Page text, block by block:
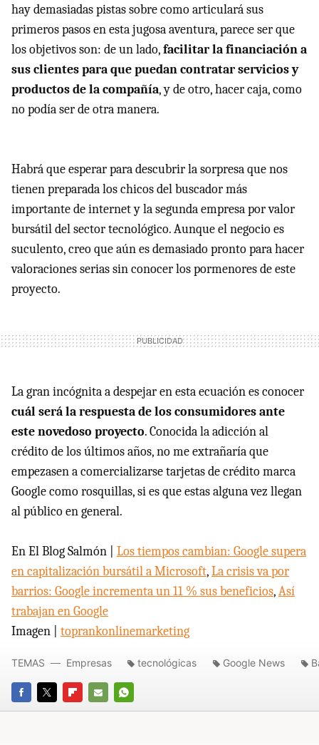
hay demasiadas pistas sobre como articulará sus
primeros pasos en esta jugosa aventura, parece ser que
los objetivos son: de un lado,facilitar la financiación a
sus clientes para que puedan contratar servicios y
productos de la compañía, y de otro, hacer caja, como
no podía ser de otra manera.
Habrá que esperar para descubrir la sorpresa que nos
tienen preparada los chicos del buscador más
importante de internet y la segunda empresa por valor
bursátil del sector tecnológico. Aunque el negocio es
suculento, creo que aún es demasiado pronto para hacer
valoraciones serias sin conocer los pormenores de este
proyecto.
La gran incógnita a despejar en esta ecuación es conocer
cuál será la respuesta de los consumidores ante
este novedoso proyecto. Conocida la adicción al
crédito de los últimos años, no me extrañaría que
empezasen a comercializarse tarjetas de crédito marca
Google como rosquillas, si es que estas alguna vez llegan
al público en general.
En El Blog Salmón | Los tiempos cambian: Google supera
en capitalización bursátil a Microsoft,La crisis va por
barrios: Google incrementa un 11 % sus beneficios,Así
trabajan en Google
Imagen | toprankonlinemarketing
FACEBOOK
TWITTERFLIPBOARD
E-
WHATSAPP
TEMAS Empresas tecnológicas Google News